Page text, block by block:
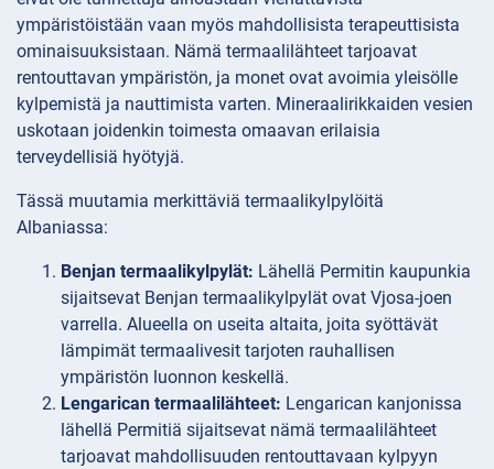
ympäristöistään vaan myös mahdollisista terapeuttisista
ominaisuuksistaan. Nämä termaalilähteet tarjoavat
rentouttavan ympäristön, ja monet ovat avoimia yleisölle
kylpemistä ja nauttimista varten. Mineraalirikkaiden vesien
uskotaan joidenkin toimesta omaavan erilaisia
terveydellisiä hyötyjä.
Tässä muutamia merkittäviä termaalikylpylöitä
Albaniassa:
Benjan termaalikylpylät: Lähellä Permitin kaupunkia
sijaitsevat Benjan termaalikylpylät ovat Vjosa-joen
varrella. Alueella on useita altaita, joita syöttävät
lämpimät termaalivesit tarjoten rauhallisen
ympäristön luonnon keskellä.
Lengarican termaalilähteet: Lengarican kanjonissa
lähellä Permitiä sijaitsevat nämä termaalilähteet
tarjoavat mahdollisuuden rentouttavaan kylpyyn